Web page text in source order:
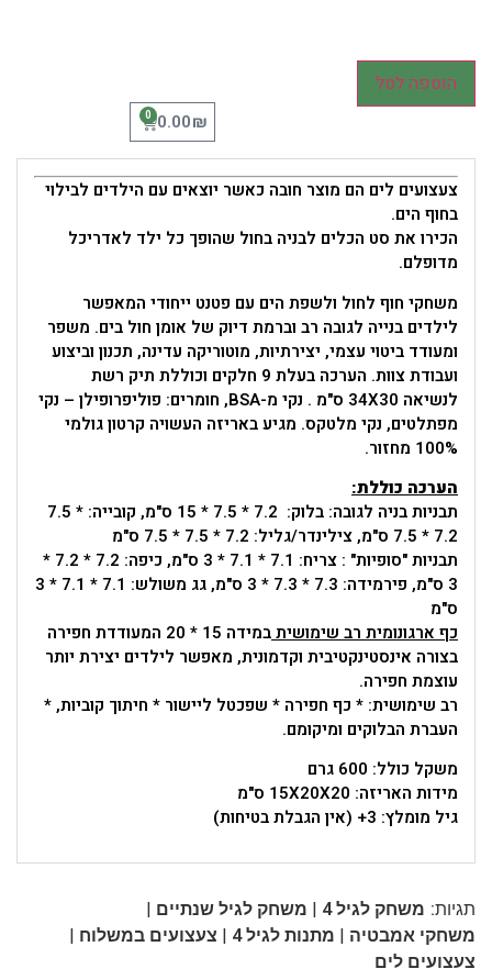
הוספה לסל
0.00₪
0
צעצועים לים הם מוצר חובה כאשר יוצאים עם הילדים לבילוי
בחוף הים.
הכירו את סט הכלים לבניה בחול שהופך כל ילד לאדריכל
מדופלם.
משחקי חוף לחול ולשפת הים עם פטנט ייחודי המאפשר
לילדים בנייה לגובה רב וברמת דיוק של אומן חול בים. משפר
ומעודד ביטוי עצמי, יצירתיות, מוטוריקה עדינה, תכנון וביצוע
ועבודת צוות. הערכה בעלת 9 חלקים וכוללת תיק רשת
לנשיאה 34X30 ס"מ . נקי מ-BSA,
חומרים: פוליפרופילן – נקי
מפתלטים, נקי מלטקס. מגיע באריזה העשויה קרטון גולמי
100% מחזור.
הערכה כוללת:
תבניות בניה לגובה: בלוק: 15 * 7.5 * 7.2 ס"מ, קובייה: 7.5 *
7.5 * 7.2 ס"מ, צילינדר/גליל: 7.5 * 7.5 * 7.2 ס"מ
תבניות "סופיות" : צריח: 7.1 * 7.1 * 3 ס"מ, כיפה: 7.2 * 7.2 *
3 ס"מ, פירמידה: 7.3 * 7.3 * 3 ס"מ, גג משולש: 7.1 * 7.1 * 3
ס"מ
כף ארגונומית רב שימושית
במידה 15 * 20 המעודדת חפירה
בצורה אינסטינקטיבית וקדמונית, מאפשר לילדים יצירת יותר
עוצמת חפירה.
רב שימושית: * כף חפירה * שפכטל ליישור * חיתוך קוביות, *
העברת הבלוקים ומיקומם.
משקל כולל: 600 גרם
מידות האריזה: 15X20X20 ס"מ
גיל מומלץ: 3+ (אין הגבלת בטיחות)
תגיות: משחק לגיל 4 | משחק לגיל שנתיים |
משחקי אמבטיה | מתנות לגיל 4 | צעצועים במשלוח |
צעצועים לים